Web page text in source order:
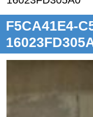
F5CA41E4-